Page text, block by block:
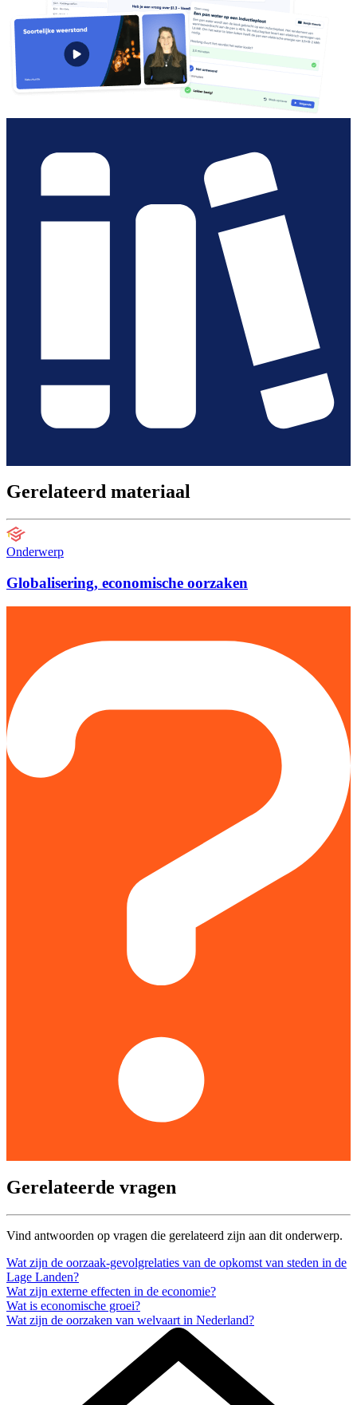
Gerelateerd materiaal
Onderwerp
Globalisering, economische oorzaken
Gerelateerde vragen
Vind antwoorden op vragen die gerelateerd zijn aan dit onderwerp.
Wat zijn de oorzaak-gevolgrelaties van de opkomst van steden in de
Lage Landen?
Wat zijn externe effecten in de economie?
Wat is economische groei?
Wat zijn de oorzaken van welvaart in Nederland?